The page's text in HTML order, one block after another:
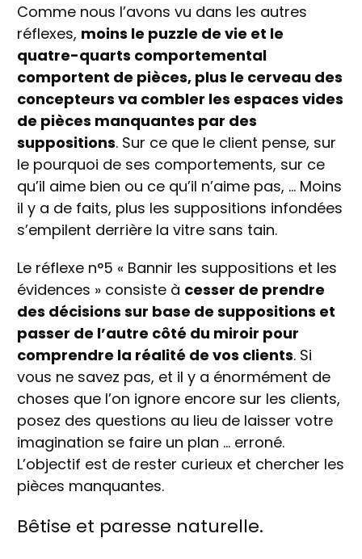
Comme nous l’avons vu dans les autres
réflexes, moins le puzzle de vie et le
quatre-quarts comportemental
comportent de pièces, plus le cerveau des
concepteurs va combler les espaces vides
de pièces manquantes par des
suppositions. Sur ce que le client pense, sur
le pourquoi de ses comportements, sur ce
qu’il aime bien ou ce qu’il n’aime pas, … Moins
il y a de faits, plus les suppositions infondées
s’empilent derrière la vitre sans tain.
Le réflexe n°5 « Bannir les suppositions et les
évidences » consiste à cesser de prendre
des décisions sur base de suppositions et
passer de l’autre côté du miroir pour
comprendre la réalité de vos clients. Si
vous ne savez pas, et il y a énormément de
choses que l’on ignore encore sur les clients,
posez des questions au lieu de laisser votre
imagination se faire un plan … erroné.
L’objectif est de rester curieux et chercher les
pièces manquantes.
Bêtise et paresse naturelle.